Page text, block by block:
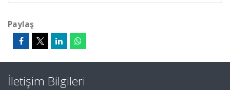
Paylaş
İletişim Bilgileri